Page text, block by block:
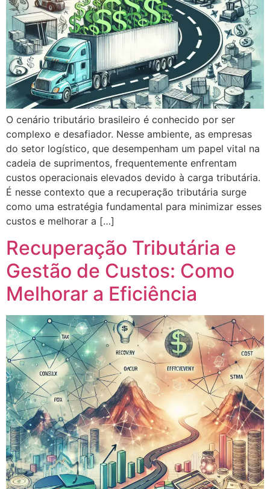
O cenário tributário brasileiro é conhecido por ser
complexo e desafiador. Nesse ambiente, as empresas
do setor logístico, que desempenham um papel vital na
cadeia de suprimentos, frequentemente enfrentam
custos operacionais elevados devido à carga tributária.
É nesse contexto que a recuperação tributária surge
como uma estratégia fundamental para minimizar esses
custos e melhorar a […]
Recuperação Tributária e
Gestão de Custos: Como
Melhorar a Eficiência